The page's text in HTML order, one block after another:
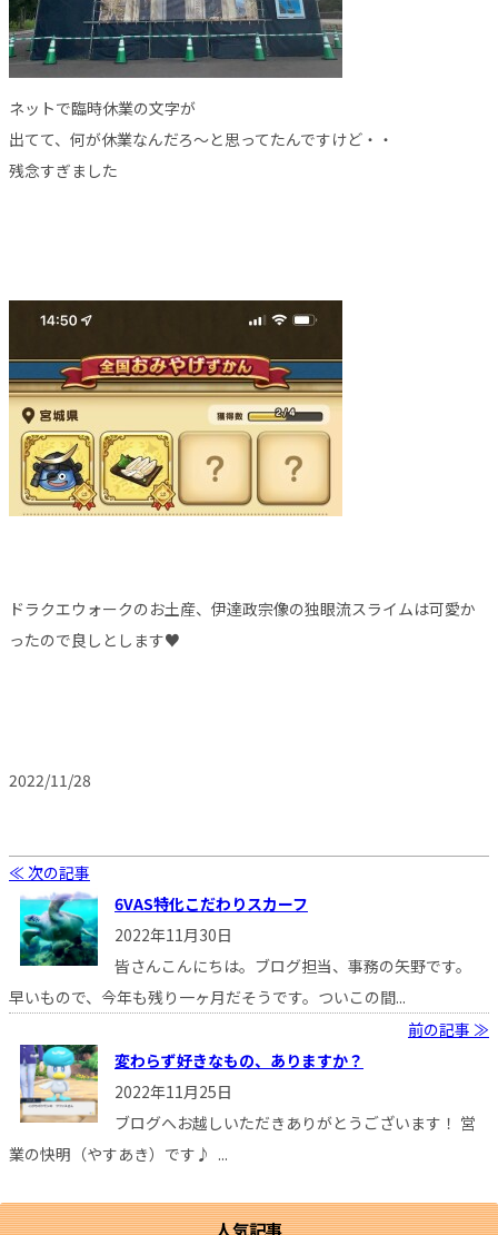
ネットで臨時休業の文字が
出てて、何が休業なんだろ～と思ってたんですけど・・
残念すぎました
ドラクエウォークのお土産、伊達政宗像の独眼流スライムは可愛か
ったので良しとします♥
2022/11/28
≪ 次の記事
6VAS特化こだわりスカーフ
2022年11月30日
皆さんこんにちは。ブログ担当、事務の矢野です。
早いもので、今年も残り一ヶ月だそうです。ついこの間...
前の記事 ≫
変わらず好きなもの、ありますか？
2022年11月25日
ブログへお越しいただきありがとうございます！ 営
業の快明（やすあき）です♪ ...
人気記事